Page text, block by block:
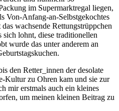
im Supermarktregal liegen,
Von-Anfang-an-Selbstgekochtes
wachsende Rettungstrüppchen
sich lohnt, diese traditionellen
wurde das unter anderem an
den Retter_innen der desolate
Kultur zu Ohren kam und sie zur
mir erstmals auch ein kleines
um meinen kleinen Beitrag zu